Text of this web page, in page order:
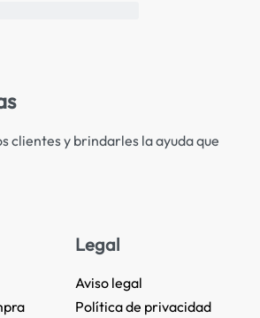
clientes y brindarles la ayuda que
Legal
Aviso legal
Política de privacidad